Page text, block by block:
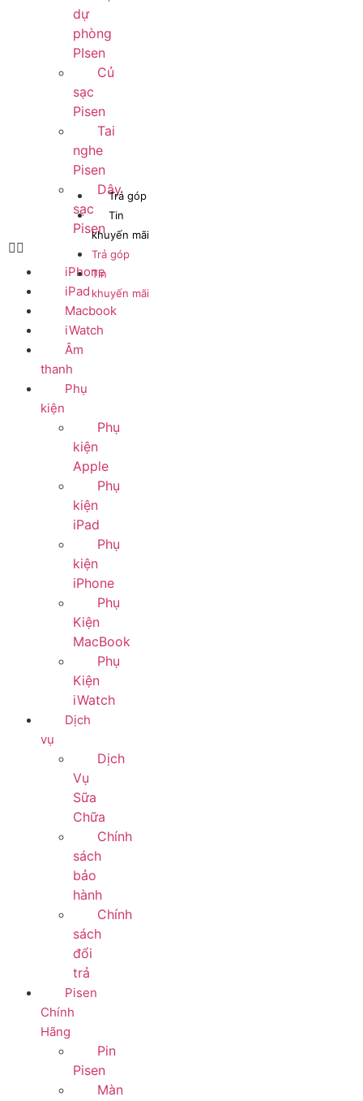
dự
phòng
PIsen
Củ
sạc
Pisen
Tai
nghe
Pisen
Dây
sạc
Pisen
iPhone
iPad
Macbook
iWatch
Âm
thanh
Phụ
kiện
Phụ
kiện
Apple
Phụ
kiện
iPad
Phụ
kiện
iPhone
Phụ
Kiện
MacBook
Phụ
Kiện
iWatch
Dịch
vụ
Dịch
Vụ
Sữa
Chữa
Chính
sách
bảo
hành
Chính
sách
đổi
trả
Pisen
Chính
Hãng
Pin
Pisen
Màn
Trả góp
Tin
khuyến mãi
Trả góp
Tin
khuyến mãi